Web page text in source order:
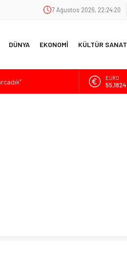
7 Ağustos 2026, 22:24:22
DÜNYA EKONOMİ KÜLTÜR SANAT
ALTIN
6.662,10